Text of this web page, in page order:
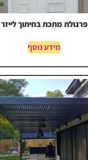
פרגולת מתכת בחיתוך לייזר
מידע נוסף